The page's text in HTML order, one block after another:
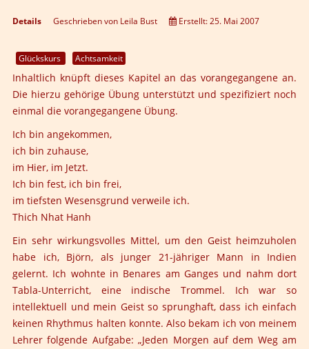
Details Geschrieben von Leila Bust Erstellt: 25. Mai 2007
Glückskurs Achtsamkeit
Inhaltlich knüpft dieses Kapitel an das vorangegangene an.
Die hierzu gehörige Übung unterstützt und spezifiziert noch
einmal die vorangegangene Übung.
Ich bin angekommen,
ich bin zuhause,
im Hier, im Jetzt.
Ich bin fest, ich bin frei,
im tiefsten Wesensgrund verweile ich.
Thich Nhat Hanh
Ein sehr wirkungsvolles Mittel, um den Geist heimzuholen
habe ich, Björn, als junger 21-jähriger Mann in Indien
gelernt. Ich wohnte in Benares am Ganges und nahm dort
Tabla-Unterricht, eine indische Trommel. Ich war so
intellektuell und mein Geist so sprunghaft, dass ich einfach
keinen Rhythmus halten konnte. Also bekam ich von meinem
Lehrer folgende Aufgabe: „Jeden Morgen auf dem Weg am